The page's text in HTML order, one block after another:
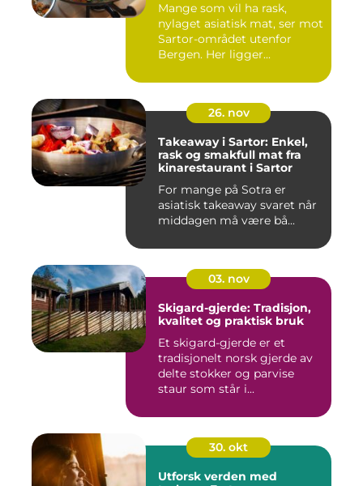
Mange som vil ha rask,
nylaget asiatisk mat, ser mot
Sartor-området utenfor
Bergen. Her ligger...
26. nov
Takeaway i Sartor: Enkel,
rask og smakfull mat fra
kinarestaurant i Sartor
For mange på Sotra er
asiatisk takeaway svaret når
middagen må være bå...
03. nov
Skigard-gjerde: Tradisjon,
kvalitet og praktisk bruk
Et skigard-gjerde er et
tradisjonelt norsk gjerde av
delte stokker og parvise
staur som står i...
30. okt
Utforsk verden med